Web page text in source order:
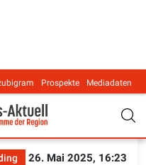
Prospekte Mediadaten
26. Mai 2025, 16:23